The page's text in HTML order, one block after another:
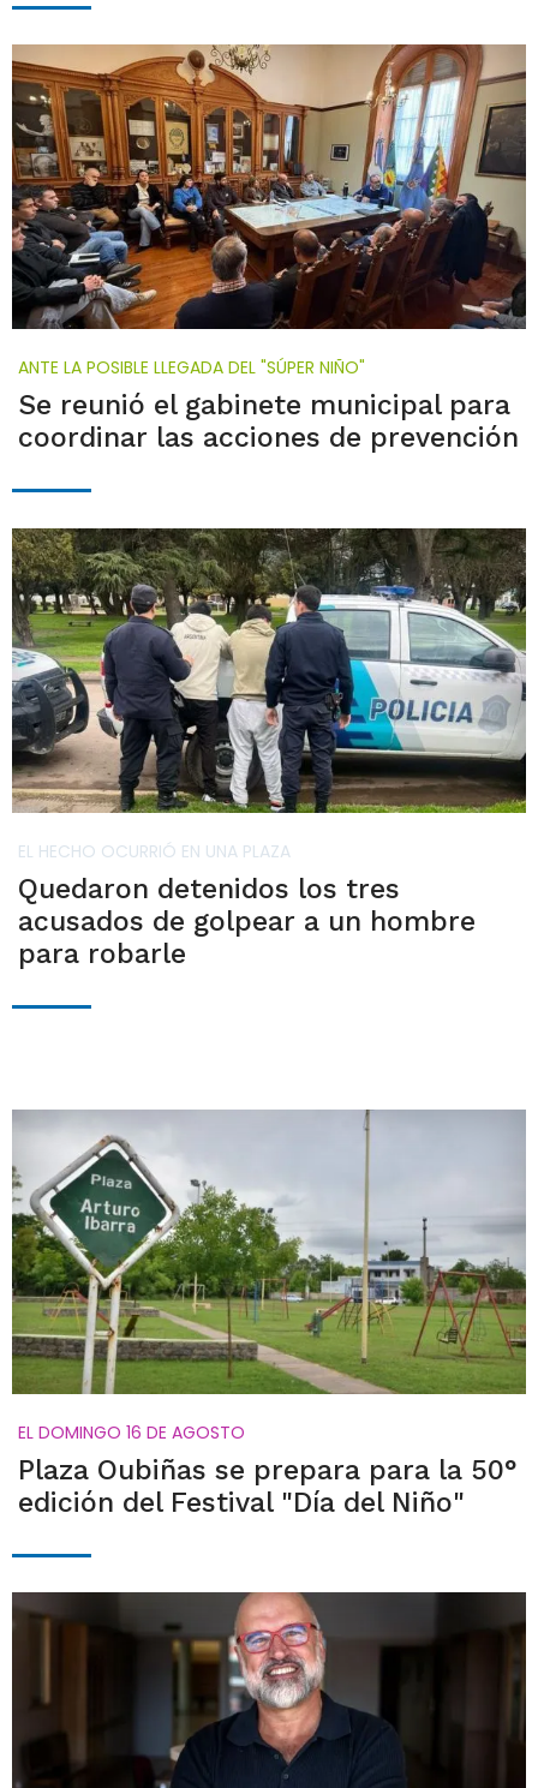
ANTE LA POSIBLE LLEGADA DEL "SÚPER NIÑO"
Se reunió el gabinete municipal para
coordinar las acciones de prevención
EL HECHO OCURRIÓ EN UNA PLAZA
Quedaron detenidos los tres
acusados de golpear a un hombre
para robarle
EL DOMINGO 16 DE AGOSTO
Plaza Oubiñas se prepara para la 50°
edición del Festival "Día del Niño"